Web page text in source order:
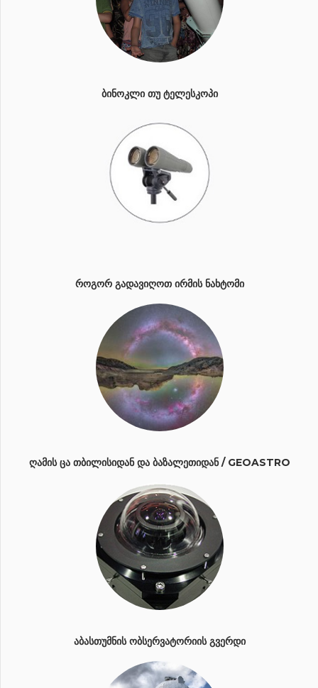
ᲑᲘᲜᲝᲙᲚᲘ ᲗᲣ ᲢᲔᲚᲔᲡᲙᲝᲞᲘ
ᲠᲝᲒᲝᲠ ᲒᲐᲓᲐᲕᲘᲦᲝᲗ ᲘᲠᲛᲘᲡ ᲜᲐᲮᲢᲝᲛᲘ
ᲦᲐᲛᲘᲡ ᲪᲐ ᲗᲑᲘᲚᲘᲡᲘᲓᲐᲜ ᲓᲐ ᲑᲐᲖᲐᲚᲔᲗᲘᲓᲐᲜ / GEOASTRO
ᲐᲑᲐᲡᲗᲣᲛᲜᲘᲡ ᲝᲑᲡᲔᲠᲕᲐᲢᲝᲠᲘᲘᲡ ᲒᲕᲔᲠᲓᲘ